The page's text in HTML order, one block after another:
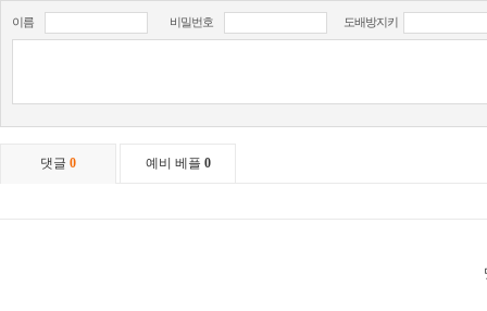
이름 비밀번호 도배방지키
댓글 0 예비 베플 0